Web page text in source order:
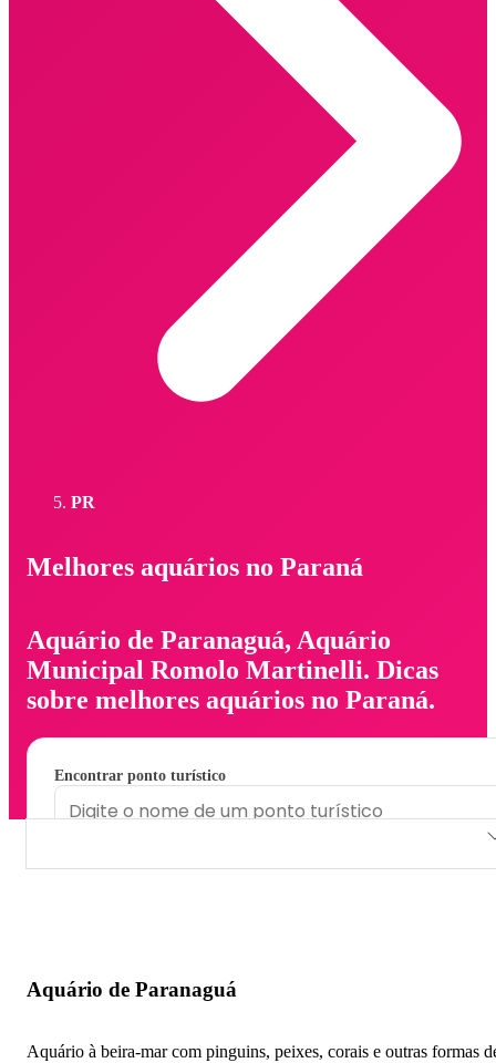
PR
Melhores aquários no Paraná
Aquário de Paranaguá, Aquário
Municipal Romolo Martinelli. Dicas
sobre melhores aquários no Paraná.
Encontrar ponto turístico
Aquário de Paranaguá
Aquário à beira-mar com pinguins, peixes, corais e outras formas